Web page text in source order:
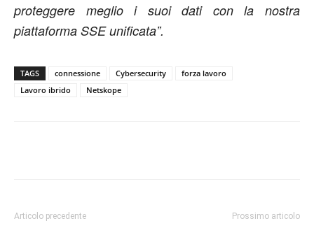
proteggere meglio i suoi dati con la nostra
piattaforma SSE unificata”.
TAGS connessione Cybersecurity
forza lavoro
Lavoro ibrido
Netskope
Articolo precedente Prossimo articolo